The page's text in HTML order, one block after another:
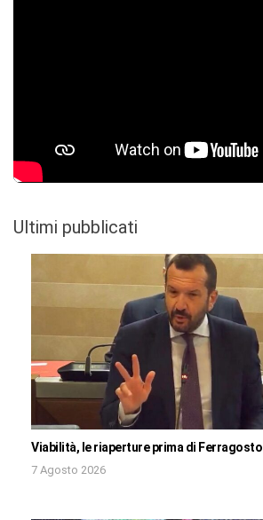
Ultimi pubblicati
Viabilità, le riaperture prima di Ferragosto
7 Agosto 2026